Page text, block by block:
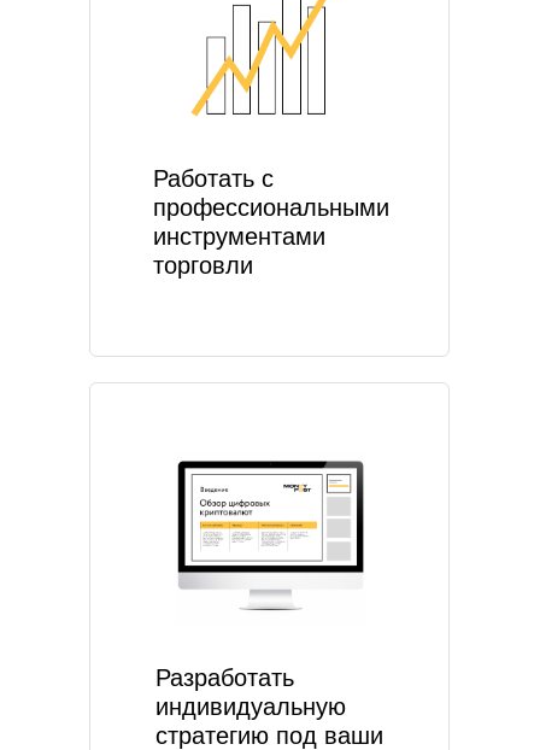
Работать с
профессиональными
инструментами
торговли
Разработать
индивидуальную
стратегию под ваши